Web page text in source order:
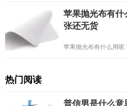
苹果抛光布有什
张还无货
苹果抛光布有什么用呢
热门阅读
普信男是什么意